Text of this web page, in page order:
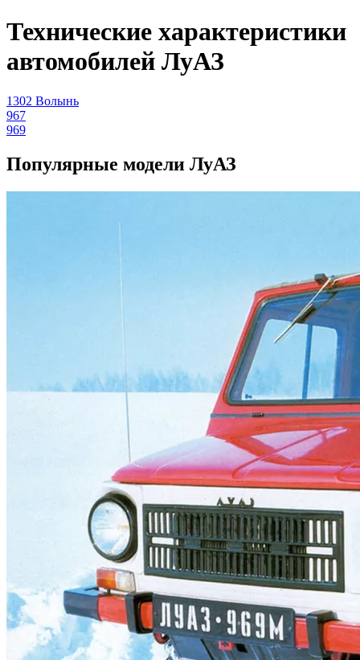
Технические характеристики
автомобилей ЛуАЗ
1302 Волынь
967
969
Популярные модели ЛуАЗ